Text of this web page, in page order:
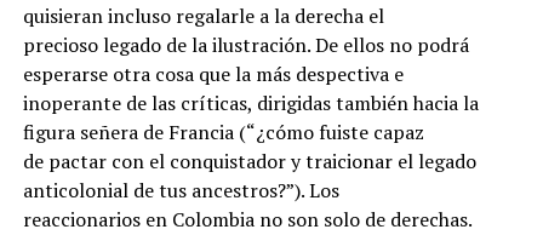
quisieran incluso regalarle a la derecha el
precioso legado de la ilustración. De ellos no podrá
esperarse otra cosa que la más despectiva e
inoperante de las críticas, dirigidas también hacia la
figura señera de Francia (“¿cómo fuiste capaz
de pactar con el conquistador y traicionar el legado
anticolonial de tus ancestros?”). Los
reaccionarios en Colombia no son solo de derechas.